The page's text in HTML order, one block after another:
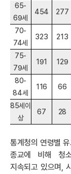
65-
69세
454 277
70-
74세
323 213
75-
79세
191 129
80-
84세
116 66
85세이
상
67 28
통계청의 연령별
종교에 비해 청
지속되고 있으며,